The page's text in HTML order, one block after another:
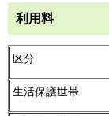
利用料
区分
生活保護世帯